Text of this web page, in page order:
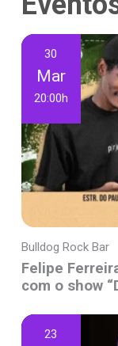
30
Mar
20:00h
Bulldog Rock Bar
Felipe
com o show
23